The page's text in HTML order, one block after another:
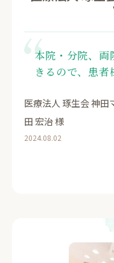
本院・分院、両
きるので、患
医療法人 琢生会 神
田 宏治 様
2024.08.02